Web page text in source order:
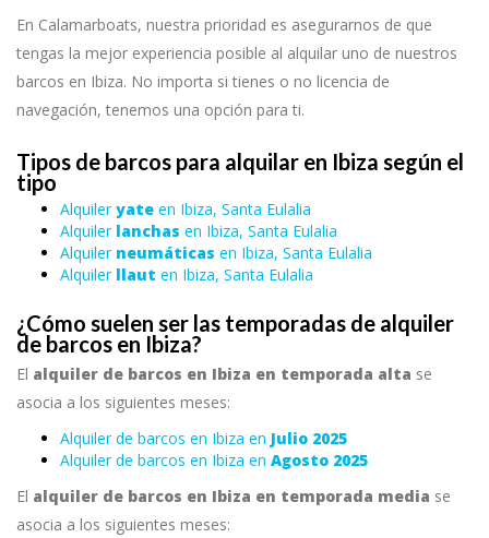
En Calamarboats, nuestra prioridad es asegurarnos de que
tengas la mejor experiencia posible al alquilar uno de nuestros
barcos en Ibiza. No importa si tienes o no licencia de
navegación, tenemos una opción para ti.
Tipos de barcos para alquilar en Ibiza según el
tipo
Alquileryate en Ibiza, Santa Eulalia
Alquiler lanchas en Ibiza, Santa Eulalia
Alquiler neumáticas en Ibiza, Santa Eulalia
Alquiler llaut en Ibiza, Santa Eulalia
¿Cómo suelen ser las temporadas de alquiler
de barcos en Ibiza?
El alquiler de barcos en Ibiza en temporada alta se
asocia a los siguientes meses:
Alquiler de barcos en Ibiza en Julio 2025
Alquiler de barcos en Ibiza en Agosto 2025
El alquiler de barcos en Ibiza en temporada media se
asocia a los siguientes meses: